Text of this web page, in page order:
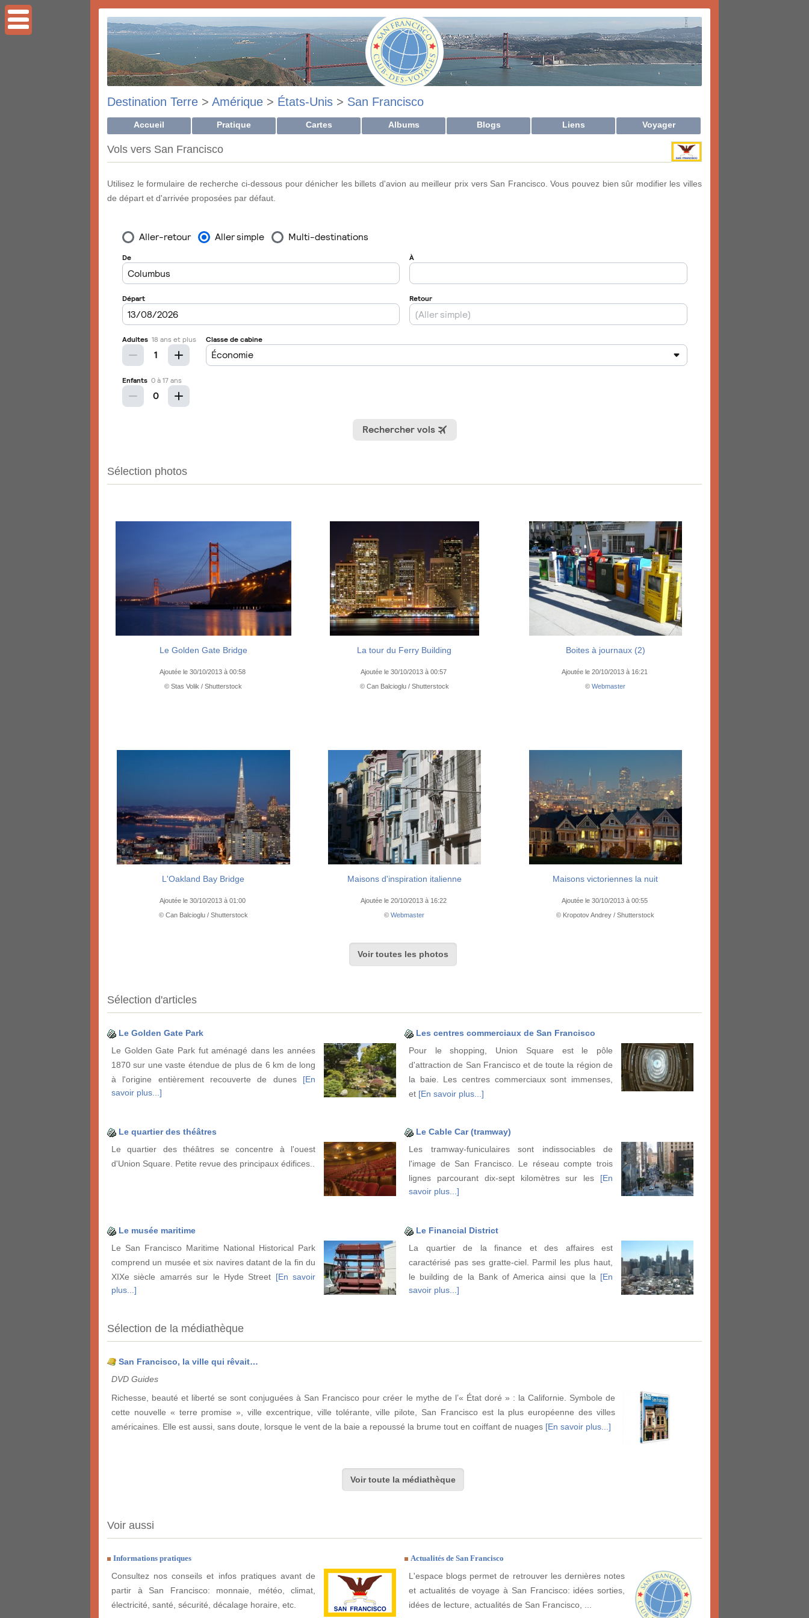
Destination Terre > Amérique > États-Unis > San Francisco
Accueil Pratique Cartes Albums Blogs Liens Voyager
Vols vers San Francisco
Utilisez le formulaire de recherche ci-dessous pour dénicher les billets d'avion au meilleur prix vers San Francisco. Vous pouvez bien sûr modifier les villes
de départ et d'arrivée proposées par défaut.
Sélection photos
Le Golden Gate Bridge
Ajoutée le 30/10/2013 à 00:58
© Stas Volik / Shutterstock
La tour du Ferry Building
Ajoutée le 30/10/2013 à 00:57
© Can Balcioglu / Shutterstock
Boites à journaux (2)
Ajoutée le 20/10/2013 à 16:21
©Webmaster
L'Oakland Bay Bridge
Ajoutée le 30/10/2013 à 01:00
© Can Balcioglu / Shutterstock
Maisons d'inspiration italienne
Ajoutée le 20/10/2013 à 16:22
©Webmaster
Maisons victoriennes la nuit
Ajoutée le 30/10/2013 à 00:55
© Kropotov Andrey / Shutterstock
Voir toutes les photos
Sélection d'articles
Le Golden Gate Park
Le Golden Gate Park fut aménagé dans les années
1870 sur une vaste étendue de plus de 6 km de long
à l'origine entièrement recouverte de dunes [En
savoir plus...]
Les centres commerciaux de San Francisco
Pour le shopping, Union Square est le pôle
d'attraction de San Francisco et de toute la région de
la baie. Les centres commerciaux sont immenses,
et [En savoir plus...]
Le quartier des théâtres
Le quartier des théâtres se concentre à l'ouest
d'Union Square. Petite revue des principaux édifices..
Le Cable Car (tramway)
Les tramway-funiculaires sont indissociables de
l'image de San Francisco. Le réseau compte trois
lignes parcourant dix-sept kilomètres sur les [En
savoir plus...]
Le musée maritime
Le San Francisco Maritime National Historical Park
comprend un musée et six navires datant de la fin du
XIXe siècle amarrés sur le Hyde Street [En savoir
plus...]
Le Financial District
La quartier de la finance et des affaires est
caractérisé pas ses gratte-ciel. Parmil les plus haut,
le building de la Bank of America ainsi que la [En
savoir plus...]
Sélection de la médiathèque
San Francisco, la ville qui rêvait…
DVD Guides
Richesse, beauté et liberté se sont conjuguées à San Francisco pour créer le mythe de l’« État doré » : la Californie. Symbole de
cette nouvelle « terre promise », ville excentrique, ville tolérante, ville pilote, San Francisco est la plus européenne des villes
américaines. Elle est aussi, sans doute, lorsque le vent de la baie a repoussé la brume tout en coiffant de nuages [En savoir plus...]
Voir toute la médiathèque
Voir aussi
Informations pratiques
Consultez nos conseils et infos pratiques avant de
partir à San Francisco: monnaie, météo, climat,
électricité, santé, sécurité, décalage horaire, etc.
Actualités de San Francisco
L'espace blogs permet de retrouver les dernières notes
et actualités de voyage à San Francisco: idées sorties,
idées de lecture, actualités de San Francisco, ...